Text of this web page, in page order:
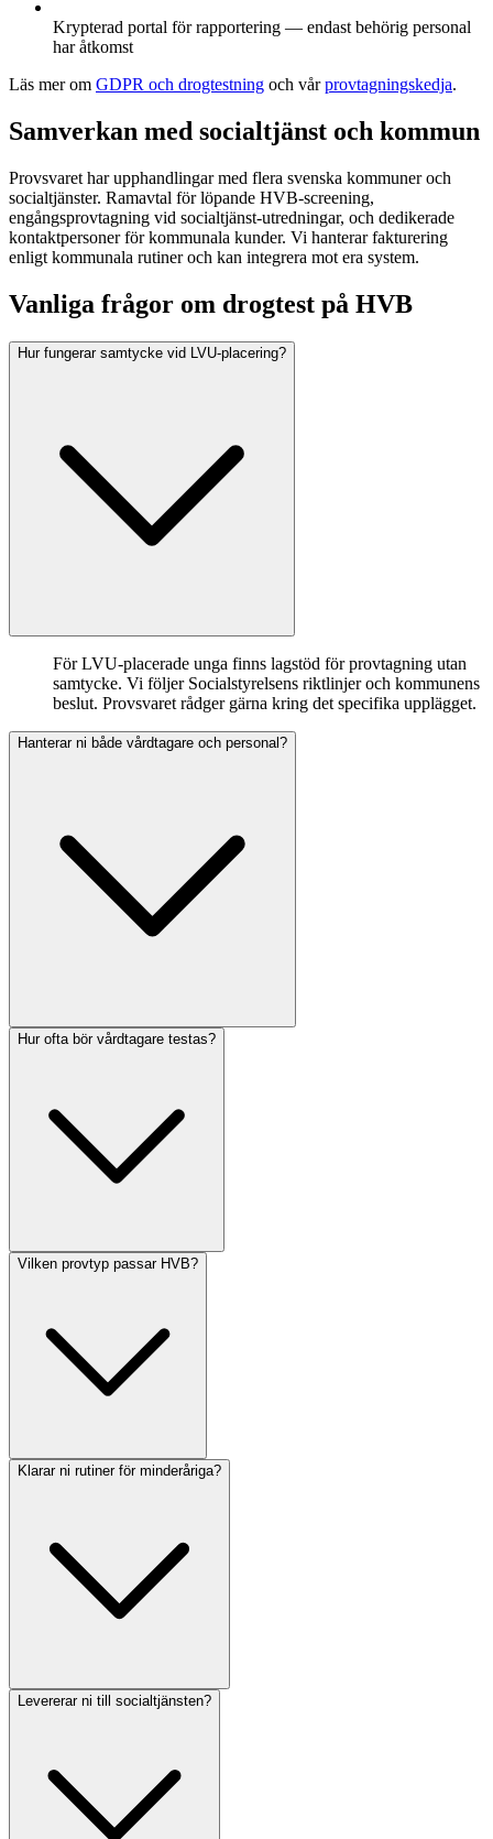
Krypterad portal för rapportering — endast behörig personal
har åtkomst
Läs mer om GDPR och drogtestning och vårprovtagningskedja.
Samverkan med socialtjänst och kommun
Provsvaret har upphandlingar med flera svenska kommuner och
socialtjänster. Ramavtal för löpande HVB-screening,
engångsprovtagning vid socialtjänst-utredningar, och dedikerade
kontaktpersoner för kommunala kunder. Vi hanterar fakturering
enligt kommunala rutiner och kan integrera mot era system.
Vanliga frågor om drogtest på HVB
Hur fungerar samtycke vid LVU-placering?
För LVU-placerade unga finns lagstöd för provtagning utan
samtycke. Vi följer Socialstyrelsens riktlinjer och kommunens
beslut. Provsvaret rådger gärna kring det specifika upplägget.
Hanterar ni både vårdtagare och personal?
Hur ofta bör vårdtagare testas?
Vilken provtyp passar HVB?
Klarar ni rutiner för minderåriga?
Levererar ni till socialtjänsten?